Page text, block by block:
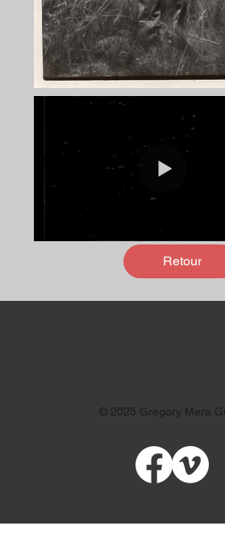
Retour
© 2025 Gregory Mera